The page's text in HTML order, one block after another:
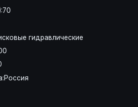
гидравлические